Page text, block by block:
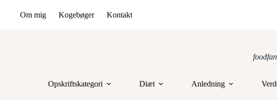
Om mig Kogebøger Kontakt
Opskriftskategori Diæt Anledning